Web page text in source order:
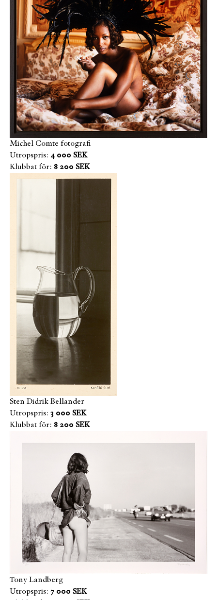
Michel Comte fotografi
Utropspris: 4 000 SEK
Klubbat för: 8 200 SEK
Sten Didrik Bellander
Utropspris: 3 000 SEK
Klubbat för: 8 200 SEK
Tony Landberg
Utropspris: 7 000 SEK